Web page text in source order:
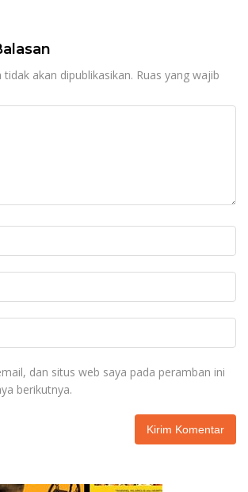
akan dipublikasikan. Ruas yang wajib
dan situs web saya pada peramban ini
berikutnya.